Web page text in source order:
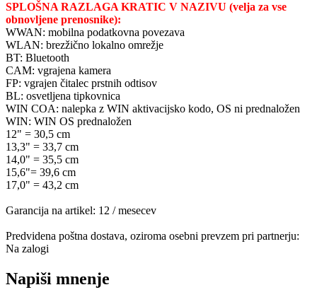
SPLOŠNA RAZLAGA KRATIC V NAZIVU (velja za vse
obnovljene prenosnike):
WWAN: mobilna podatkovna povezava
WLAN: brezžično lokalno omrežje
BT: Bluetooth
CAM: vgrajena kamera
FP: vgrajen čitalec prstnih odtisov
BL: osvetljena tipkovnica
WIN COA: nalepka z WIN aktivacijsko kodo, OS ni prednaložen
WIN: WIN OS prednaložen
12" = 30,5 cm
13,3" = 33,7 cm
14,0" = 35,5 cm
15,6"= 39,6 cm
17,0" = 43,2 cm
Garancija na artikel: 12 / mesecev
Predvidena poštna dostava, oziroma osebni prevzem pri partnerju:
Na zalogi
Napiši mnenje